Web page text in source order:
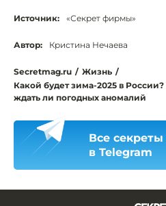
Источник: «Секрет фирмы»
Автор: Кристина Нечаева
Secretmag.ru / Жизнь /
Какой будет зима-2025 в
ждать ли погодных аномалий
Все
в Telegram